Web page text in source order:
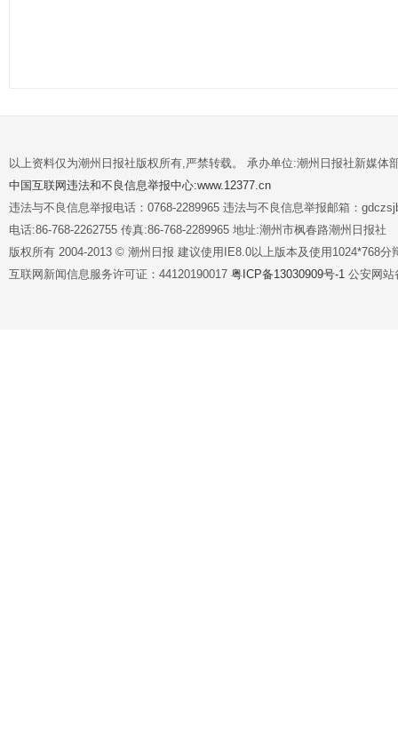
以上资料仅为潮州日报社版权所有,严禁转载。 承办单位:潮州日报社新媒体
中国互联网违法和不良信息举报中心:www.12377.cn
违法与不良信息举报电话：0768-2289965 违法与不良信息举报邮箱：
电话:86-768-2262755 传真:86-768-2289965 地址:潮州市枫春路潮州日报社
版权所有 2004-2013 © 潮州日报 建议使用IE8.0以上版本及使用1024*768分
互联网新闻信息服务许可证：44120190017 粤ICP备13030909号-1 公安网站